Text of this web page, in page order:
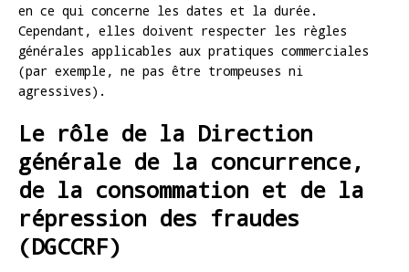
en ce qui concerne les dates et la durée.
Cependant, elles doivent respecter les règles
générales applicables aux pratiques commerciales
(par exemple, ne pas être trompeuses ni
agressives).
Le rôle de la Direction
générale de la concurrence,
de la consommation et de la
répression des fraudes
(DGCCRF)